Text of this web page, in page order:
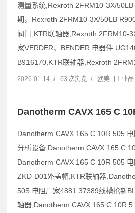
测量系统,Rexroth 2FRM10-3X/
期，Rexroth 2FRM10-3X/50LB
阀门,KTR联轴器,Rexroth 2FRM10-
家VERDER、BENDER 电器件
B916170,KTR联轴器,Rexroth
2026-01-14 / 63 次浏览 / 欧美日工业品
Danotherm CAVX 165 C
Danotherm CAVX 165 C 10R 505
分析设备,Danotherm CAVX 165 C
Danotherm CAVX 165 C 10R 505
ZKD-D01外盖帽,KTR联轴器
505 电阻厂家4881 37389线槽抢新
轴器,Danotherm CAVX 165 C 10R 5...